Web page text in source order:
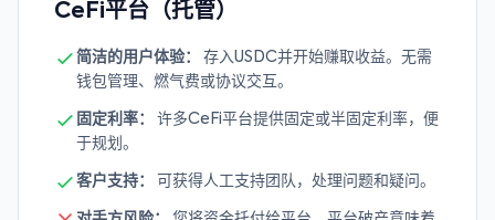
CeFi平台（托管）
简洁的用户体验：
存入USDC并开始赚取收益。无需
钱包管理、燃气费或协议交互。
固定利率：
许多CeFi平台提供固定或半固定利率，便
于规划。
客户支持： 可获得人工支持团队，处理问题和疑问。